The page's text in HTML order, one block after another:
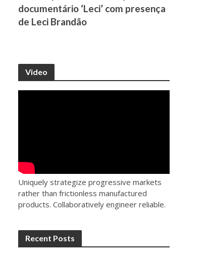
documentário ‘Leci’ com presença
de Leci Brandão
Video
Uniquely strategize progressive markets
rather than frictionless manufactured
products. Collaboratively engineer reliable.
Recent Posts